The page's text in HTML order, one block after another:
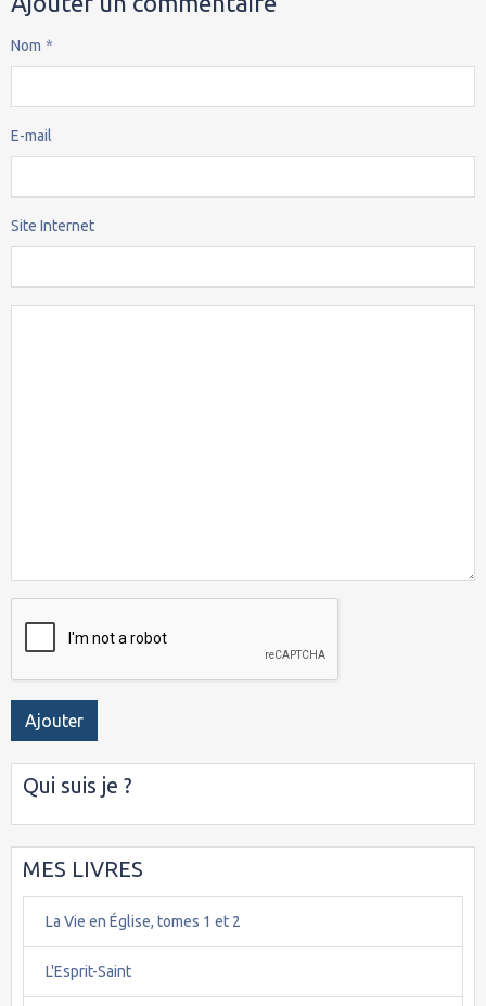
Nom
E-mail
Site Internet
Ajouter
Qui suis je ?
MES LIVRES
La Vie en Église, tomes 1 et 2
L'Esprit-Saint